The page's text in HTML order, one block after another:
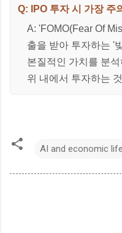
Q: IPO 투자 시 가장 주
A: 'FOMO(Fear Of
출을 받아 투자하는 '
본질적인 가치를 분
위 내에서 투자하는
AI and economic life